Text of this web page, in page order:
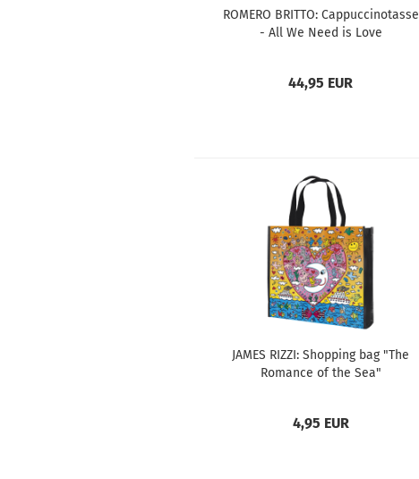
ROMERO BRITTO: Cappuccinotasse
- All We Need is Love
44,95 EUR
JAMES RIZZI: Shopping bag "The
Romance of the Sea"
4,95 EUR